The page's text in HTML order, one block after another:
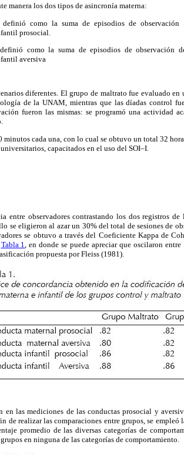
manera los dos tipos de asincronía materna:
como la suma de episodios de observación
prosocial.
como la suma de episodios de observación
aversiva
diferentes. El grupo de maltrato fue evaluado
de la UNAM, mientras que las díadas control
fueron las mismas: se programó una actividad
minutos cada una, con lo cual se obtuvo un total 32
capacitados en el uso del SOI–I.
entre observadores contrastando los dos registros
se eligieron al azar un 30% del total de sesiones de
se obtuvo a través del Coeficiente Kappa de
Tabla 1, en donde se puede apreciar que oscilaron
propuesta por Fleiss (1981).
en las mediciones de las conductas prosocial y
de realizar las comparaciones entre grupos, se
promedio de las diversas categorías de
en ninguna de las categorías de comportamiento.